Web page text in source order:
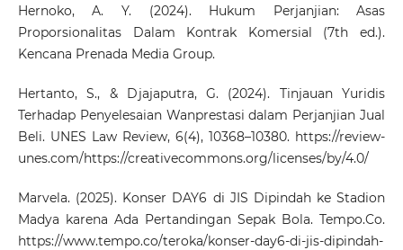
Hernoko, A. Y. (2024). Hukum Perjanjian: Asas
Proporsionalitas Dalam Kontrak Komersial (7th ed.).
Kencana Prenada Media Group.
Hertanto, S., & Djajaputra, G. (2024). Tinjauan Yuridis
Terhadap Penyelesaian Wanprestasi dalam Perjanjian Jual
Beli. UNES Law Review, 6(4), 10368–10380. https://review-
unes.com/https://creativecommons.org/licenses/by/4.0/
Marvela. (2025). Konser DAY6 di JIS Dipindah ke Stadion
Madya karena Ada Pertandingan Sepak Bola. Tempo.Co.
https://www.tempo.co/teroka/konser-day6-di-jis-dipindah-